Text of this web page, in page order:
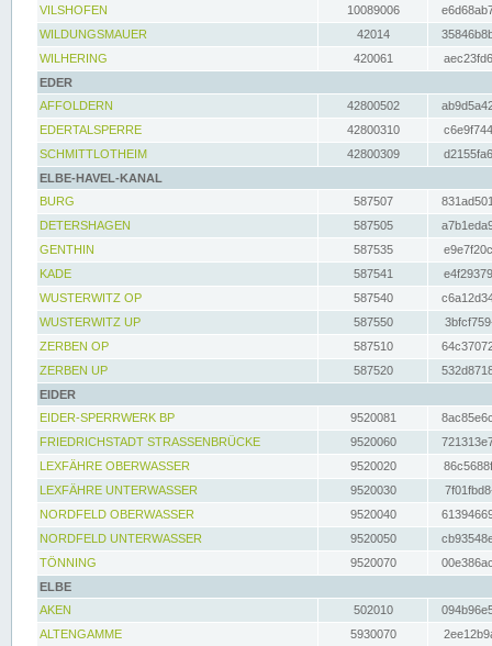
VILSHOFEN
10089006
WILDUNGSMAUER
42014
WILHERING
420061
EDER
AFFOLDERN
42800502
EDERTALSPERRE
42800310
SCHMITTLOTHEIM
42800309
ELBE-HAVEL-KANAL
BURG
587507
DETERSHAGEN
587505
GENTHIN
587535
KADE
587541
WUSTERWITZ OP
587540
WUSTERWITZ UP
587550
ZERBEN OP
587510
ZERBEN UP
587520
EIDER
EIDER-SPERRWERK BP
9520081
FRIEDRICHSTADT STRASSENBRÜCKE
9520060
LEXFÄHRE OBERWASSER
9520020
LEXFÄHRE UNTERWASSER
9520030
NORDFELD OBERWASSER
9520040
NORDFELD UNTERWASSER
9520050
TÖNNING
9520070
ELBE
AKEN
502010
ALTENGAMME
5930070